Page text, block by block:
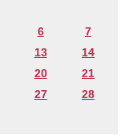
6
7
13
14
20
21
27
28